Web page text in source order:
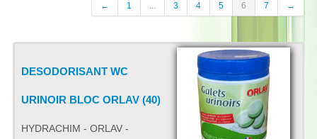
← 1 ... 3 4 5 6 7 →
DESODORISANT WC
URINOIR BLOC ORLAV (40)
HYDRACHIM - ORLAV -